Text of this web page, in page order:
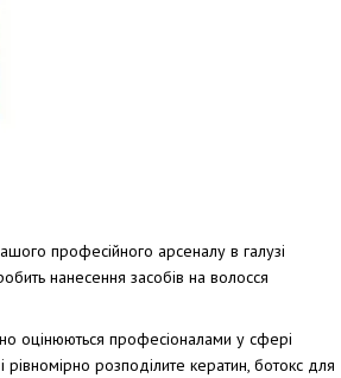
професійного арсеналу в галузі
нанесення засобів на волосся
оцінюються професіоналами у сфері
розподілите кератин, ботокс для